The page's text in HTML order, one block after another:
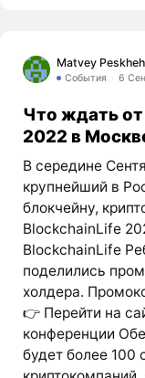
Matvey
События 6
Что ждать
2022 в
В середине
крупнейший в
блокчейну,
BlockchainLife
BlockchainLife
поделились
холдера.
👉 Перейти на
конференции
будет более 100